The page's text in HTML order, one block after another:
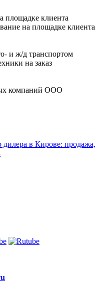
площадке клиента
на площадке клиента
и ж/д транспортом
на заказ
компаний ООО